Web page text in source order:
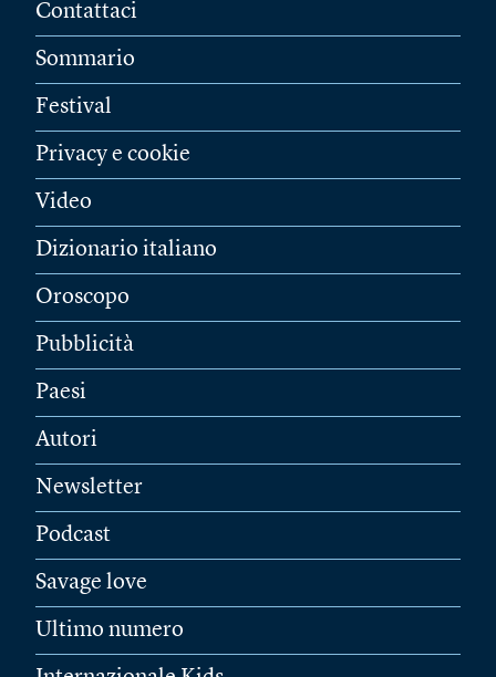
Contattaci
Sommario
Festival
Privacy e cookie
Video
Dizionario italiano
Oroscopo
Pubblicità
Paesi
Autori
Newsletter
Podcast
Savage love
Ultimo numero